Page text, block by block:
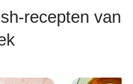
recepten van